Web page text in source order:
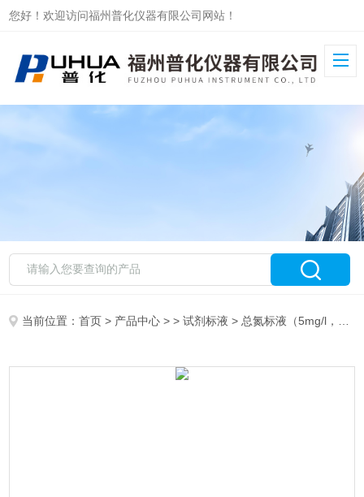
您好！欢迎访问福州普化仪器有限公司网站！
当前位置：首页 > 产品中心 > >试剂标液 > 总氮标液（5mg/l，250mL）